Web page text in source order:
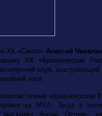
ХК «Сокол» Алексей Чикалин
ХК «Красноярские
клуб, выступающий
лиги.
сезоне «Красноярские
МХЛ. Тогда в
выступал Антон Петров,